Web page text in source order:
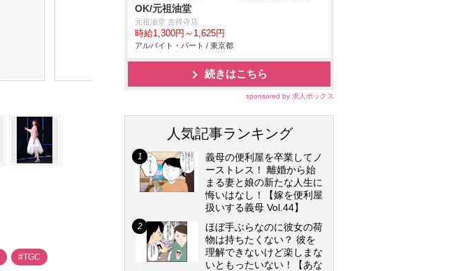
#TGC
OK/元祖油堂
元祖油堂 吉祥寺店
時給1,300円～1,625円
アルバイト・パート / 東京都
続きはこちら
sponsored by 求人ボックス
人気記事ランキング
義母の便利屋を卒業してノ
ーストレス！ 離婚から始
まる妻と娘の新たな人生に
悔いはなし！【嫁を便利屋
扱いする義母 Vol.44】
ほぼ手ぶらなのに彼女の荷
物は持ちたくない？ 彼を
理解できないけど楽しまな
いともったいない！【あな